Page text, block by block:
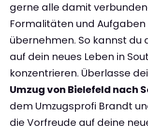
gerne alle damit
Formalitäten und Aufgaben
übernehmen. So kannst du
auf dein neues Leben in
konzentrieren. Überlasse
Umzug von Bielefeld nach
dem Umzugsprofi Brandt
die Vorfreude auf deine